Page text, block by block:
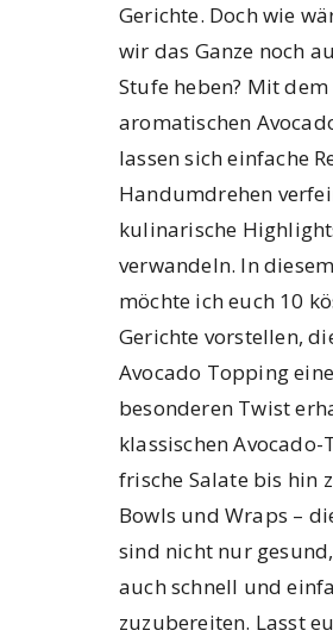
Gerichte. Doch wie
wir das Ganze noch
Stufe heben? Mit dem
aromatischen
lassen sich einfache
Handumdrehen
kulinarische
verwandeln. In
möchte ich euch 10
Gerichte vorstellen,
Avocado Topping
besonderen Twist
klassischen
frische Salate bis hin
Bowls und Wraps –
sind nicht nur
auch schnell und
zuzubereiten. Lasst